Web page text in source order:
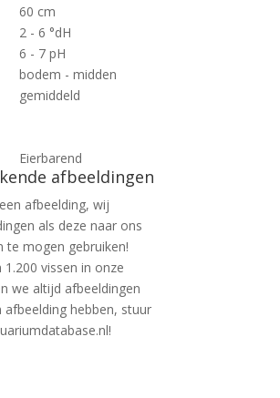
60 cm
2 - 6 °dH
6 - 7 pH
bodem - midden
gemiddeld
Eierbarend
afbeeldingen
afbeelding, wij
als deze naar ons
mogen gebruiken!
vissen in onze
we altijd afbeeldingen
hebben, stuur